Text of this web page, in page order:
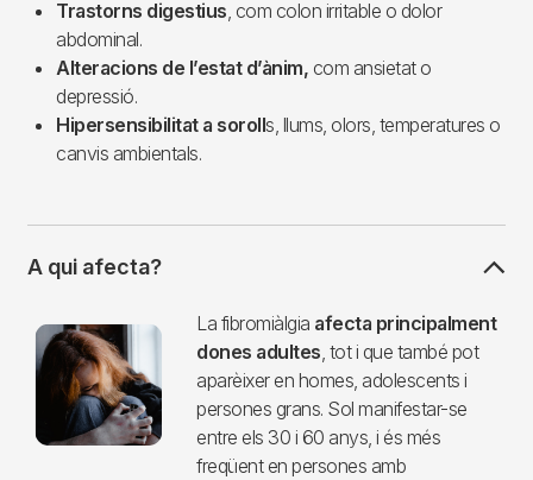
Trastorns digestius , com colon irritable o dolor
abdominal.
Alteracions de l’estat d’ànim, com ansietat o
depressió.
Hipersensibilitat a sorolls, llums, olors, temperatures o
canvis ambientals.
A qui afecta?
Imagen La fibromiàlgia afecta principalment
dones adultes , tot i que també pot
aparèixer en homes, adolescents i
persones grans. Sol manifestar-se
entre els 30 i 60 anys, i és més
freqüent en persones amb